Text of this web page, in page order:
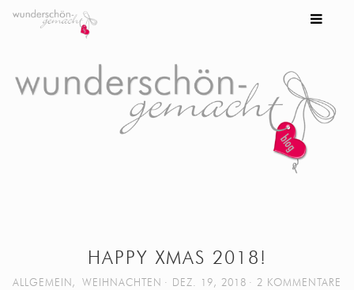
HAPPY XMAS 2018!
ALLGEMEIN , WEIHNACHTEN DEZ. 19, 2018 2 KOMMENTARE